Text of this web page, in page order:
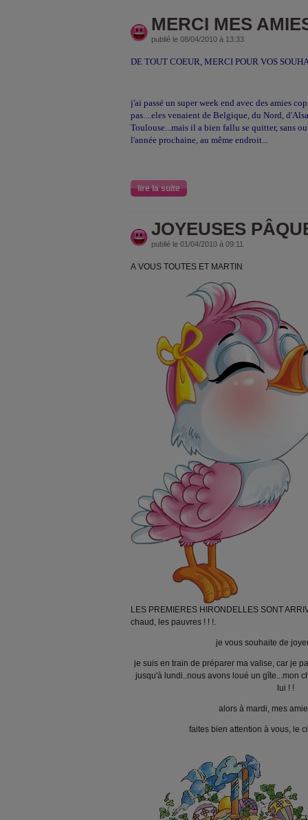
MERCI MES
publié le 08/04/2010 à 13:33
DE TOUT COEUR, MERCI POUR VOS
j'ai passé un super week end avec des amies
pas....eles venaient de Belgique, du Nord,
Toulouse...mais il a bien fallu se quitter, sans
l'année prochaine, au même endroit...
lire la suite
JOYEUSES
publié le 01/04/2010 à 09:11
A VOUS TOUTES ET MARTIN
LES PREMIERES HIRONDELLES SONT
chaud, les pauvres ! ! !.
je vous souhaite de
je suis en train de préparer ma valise, car je
jusqu'à lundi..nous avons loué un gîte...mon
lui ! !
alors à mardi, mes
faites bien attention à vous, le